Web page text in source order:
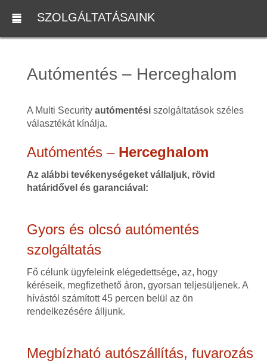
SZOLGÁLTATÁSAINK
Autómentés – Herceghalom
A Multi Security autómentésiszolgáltatások széles
választékát kínálja.
Autómentés – Herceghalom
Az alábbi tevékenységeket vállaljuk, rövid
határidővel és garanciával:
Gyors és olcsó autómentés
szolgáltatás
Fő célunk ügyfeleink elégedettsége, az, hogy
kéréseik, megfizethető áron, gyorsan teljesüljenek. A
hívástól számított 45 percen belül az ön
rendelkezésére álljunk.
Megbízható autószállítás, fuvarozás